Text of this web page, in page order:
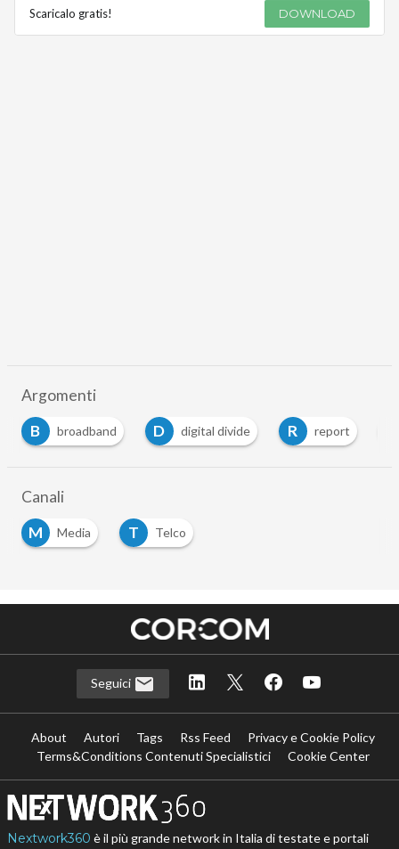
Scaricalo gratis! DOWNLOAD
Argomenti
B
broadband D digital divide R report
Canali
M
Media T Telco
Seguici
About Autori Tags Rss Feed
Privacy e Cookie Policy
Terms&Conditions Contenuti Specialistici
Cookie Center
Nextwork360 è il più grande network in Italia di testate e portali